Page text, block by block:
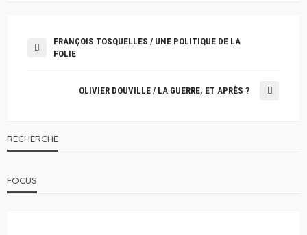
FRANÇOIS TOSQUELLES / UNE POLITIQUE DE LA
FOLIE
OLIVIER DOUVILLE / LA GUERRE, ET APRÈS ?
RECHERCHE
FOCUS